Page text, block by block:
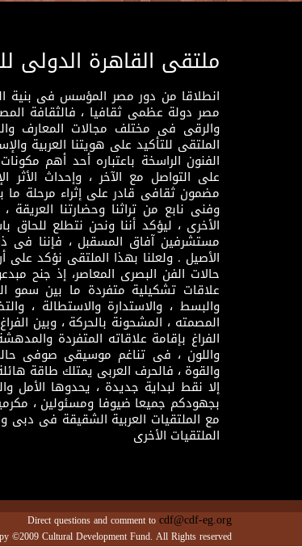
ملتقى القاهرة الدولى
انطلاقا من دور مصر المؤسس فى بنية
مصر دولة عظمى ثقافيا ، فالثقافة
والرقى فى مختلف مجالات المعارف
الملتقى للتأكيد على هويتنا العربية
الفنون الراسخة باعتباره أحد أهم
على التواصل مع الآخر ، وإحداث الأثر
وفنى نابع من تراثنا وحضارتنا العريقة
الأخرى ، ليؤكد أننا ونحن نتطلع للحاق
مستشرفين آفاق المسقبل ، فإننا فى
الأصيل . ولعلنا بهذا الملتقى نؤكد
حالات الفن البصرى المعاصر، إذ جنح
علاقات تشكيلية متفردة ما بين سمو
والبسط ، والاستدارة والاستطالة ،
المصمته ، المشحونة بالحركة ، وبين
الفراغ بإقامة علاقاته المتفردة
واللون ، فى تناغم موسيقى صوفى حالم
والقوة ، فالحرف العربى يمتلك طاقة
إلا نقط لبداية جديدة ، يحدوها الأمل
بجهودكم جميعا ضيوفا ومسئولين ،
مع الملتقيات العربية الشقيقة فى دبى
الملتقيات الأخرى
Direct questions and comment tocdf@cdf-eg.org
©2009 Cultural Development Fund. All Rights reserved